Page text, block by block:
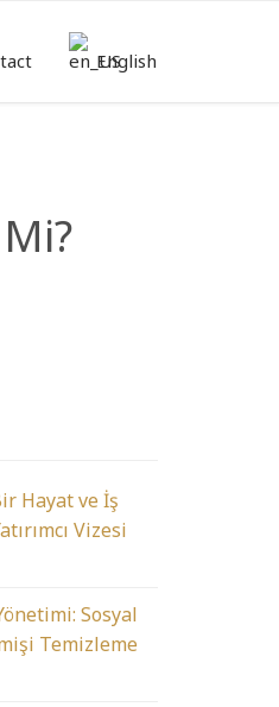
English
Hayat ve İş
Vizesi
Sosyal
Temizleme